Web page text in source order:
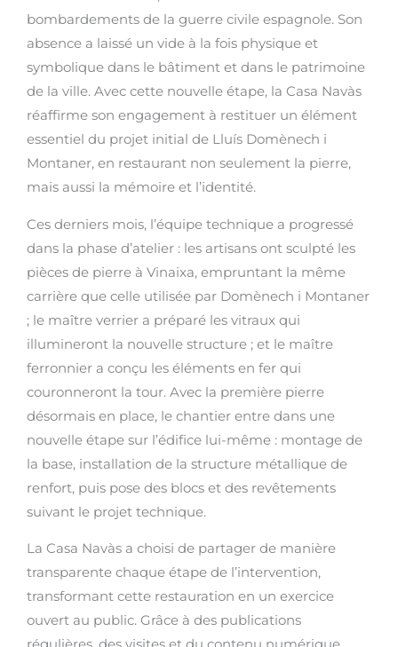
bombardements de la guerre civile espagnole. Son
absence a laissé un vide à la fois physique et
symbolique dans le bâtiment et dans le patrimoine
de la ville. Avec cette nouvelle étape, la Casa Navàs
réaffirme son engagement à restituer un élément
essentiel du projet initial de Lluís Domènech i
Montaner, en restaurant non seulement la pierre,
mais aussi la mémoire et l’identité.
Ces derniers mois, l’équipe technique a progressé
dans la phase d’atelier : les artisans ont sculpté les
pièces de pierre à Vinaixa, empruntant la même
carrière que celle utilisée par Domènech i Montaner
; le maître verrier a préparé les vitraux qui
illumineront la nouvelle structure ; et le maître
ferronnier a conçu les éléments en fer qui
couronneront la tour. Avec la première pierre
désormais en place, le chantier entre dans une
nouvelle étape sur l’édifice lui-même : montage de
la base, installation de la structure métallique de
renfort, puis pose des blocs et des revêtements
suivant le projet technique.
La Casa Navàs a choisi de partager de manière
transparente chaque étape de l’intervention,
transformant cette restauration en un exercice
ouvert au public. Grâce à des publications